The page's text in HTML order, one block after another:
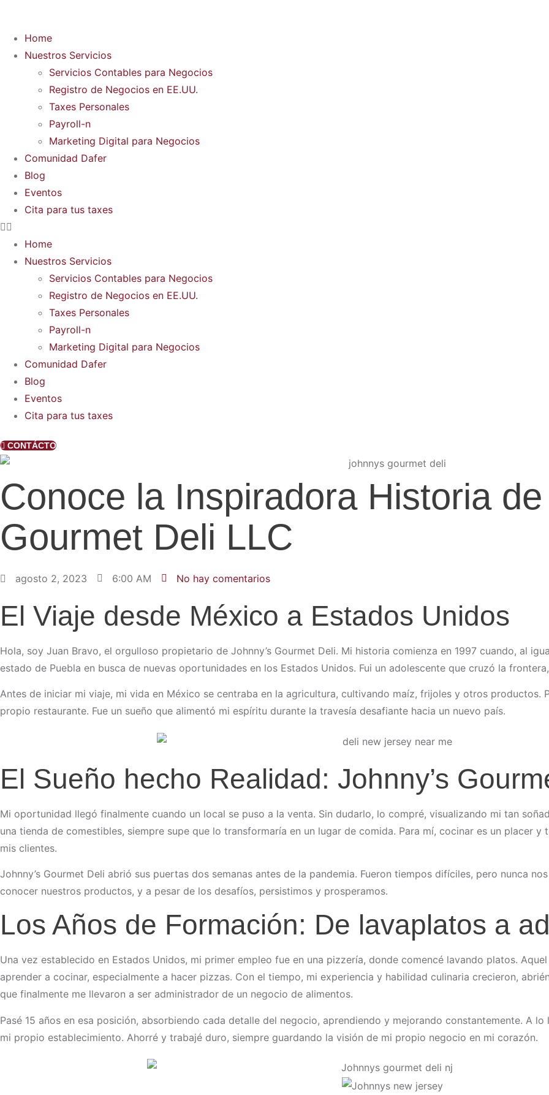
Home
Nuestros Servicios
Servicios Contables para Negocios
Registro de Negocios en EE.UU.
Taxes Personales
Payroll-n
Marketing Digital para Negocios
Comunidad Dafer
Blog
Eventos
Cita para tus taxes
Home
Nuestros Servicios
Servicios Contables para Negocios
Registro de Negocios en EE.UU.
Taxes Personales
Payroll-n
Marketing Digital para Negocios
Comunidad Dafer
Blog
Eventos
Cita para tus taxes
CONTÁCTO
Conoce la Inspiradora Historia de
Gourmet Deli LLC
agosto 2, 2023 6:00 AM No hay comentarios
El Viaje desde México a Estados Unidos
Hola, soy Juan Bravo, el orgulloso propietario de Johnny’s Gourmet Deli. Mi historia comienza en 1997 cuando, al
estado de Puebla en busca de nuevas oportunidades en los Estados Unidos. Fui un adolescente que cruzó la
Antes de iniciar mi viaje, mi vida en México se centraba en la agricultura, cultivando maíz, frijoles y otros productos.
propio restaurante. Fue un sueño que alimentó mi espíritu durante la travesía desafiante hacia un nuevo país.
El Sueño hecho Realidad: Johnny’s
Mi oportunidad llegó finalmente cuando un local se puso a la venta. Sin dudarlo, lo compré, visualizando mi tan
una tienda de comestibles, siempre supe que lo transformaría en un lugar de comida. Para mí, cocinar es un placer
mis clientes.
Johnny’s Gourmet Deli abrió sus puertas dos semanas antes de la pandemia. Fueron tiempos difíciles, pero nunca
conocer nuestros productos, y a pesar de los desafíos, persistimos y prosperamos.
Los Años de Formación: De lavaplatos a
Una vez establecido en Estados Unidos, mi primer empleo fue en una pizzería, donde comencé lavando platos.
aprender a cocinar, especialmente a hacer pizzas. Con el tiempo, mi experiencia y habilidad culinaria crecieron,
que finalmente me llevaron a ser administrador de un negocio de alimentos.
Pasé 15 años en esa posición, absorbiendo cada detalle del negocio, aprendiendo y mejorando constantemente. A
mi propio establecimiento. Ahorré y trabajé duro, siempre guardando la visión de mi propio negocio en mi corazón.